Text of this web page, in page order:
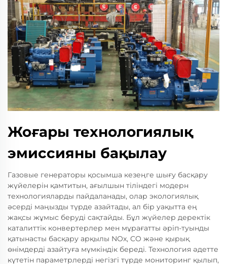
Жоғары технологиялық
эмиссияны бақылау
Газовые генераторы қосымша кезеңге шығу басқару
жүйелерін қамтитын, ағылшын тіліндегі модерн
технологияларды пайдаланады, олар экологиялық
әсерді маңызды түрде азайтады, ал бір уақытта ең
жақсы жұмыс беруді сақтайды. Бұл жүйелер деректік
каталиттік конвертерлер мен мұрағатты әріп-туынды
қатынасты басқару арқылы NOx, CO және қырық
өнімдерді азайтуға мүмкіндік береді. Технология әдетте
күтетін параметрлерді негізгі түрде мониторинг қылып,